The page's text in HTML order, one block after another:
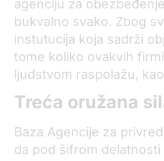
agenciju za
bukvalno svako. Zbog
instutucija koja sadrži
tome koliko ovakvih
ljudstvom raspolažu,
Treća oružana
Baza Agencije za
da pod šifrom delatnosti